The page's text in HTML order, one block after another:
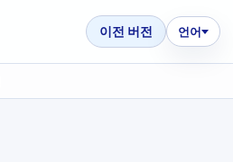
이전 버전 언어